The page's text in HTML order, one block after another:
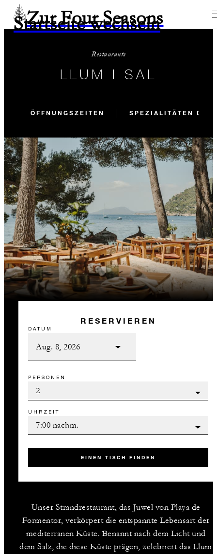
Zur Four Seasons
Startseite wechseln
Restaurants
LLUM I SAL
ÖFFNUNGSZEITEN SPEZIALITÄTEN DES
RESERVIEREN
DATUM
PERSONEN
UHRZEIT
EINEN TISCH FINDEN
Unser Strandrestaurant, das Juwel von Playa de
Formentor, verkörpert die entspannte Lebensart der
mediterranen Küste. Benannt nach dem Licht und
dem Salz, die diese Küste prägen, zelebriert das Llum